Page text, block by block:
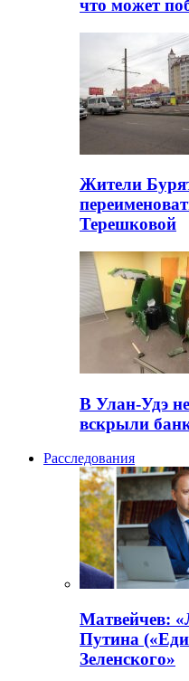
что может
Жители
Терешковой
В Улан-Удэ
вскрыли
Расследования
Матвейчев:
Путина
Зеленского»